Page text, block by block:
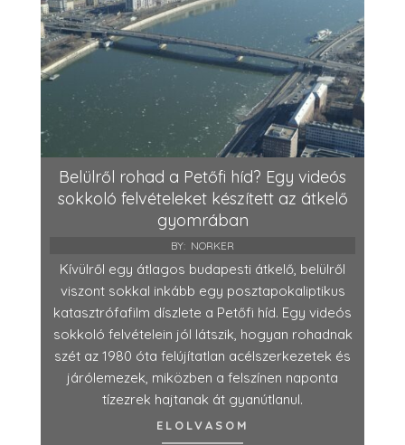
Belülről rohad a Petőfi híd? Egy videós
sokkoló felvételeket készített az átkelő
gyomrában
BY: NORKER
Kívülről egy átlagos budapesti átkelő, belülről
viszont sokkal inkább egy posztapokaliptikus
katasztrófafilm díszlete a Petőfi híd. Egy videós
sokkoló felvételein jól látszik, hogyan rohadnak
szét az 1980 óta felújítatlan acélszerkezetek és
járólemezek, miközben a felszínen naponta
tízezrek hajtanak át gyanútlanul.
ELOLVASOM